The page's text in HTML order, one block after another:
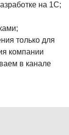
на 1С;
только для
компании
в канале